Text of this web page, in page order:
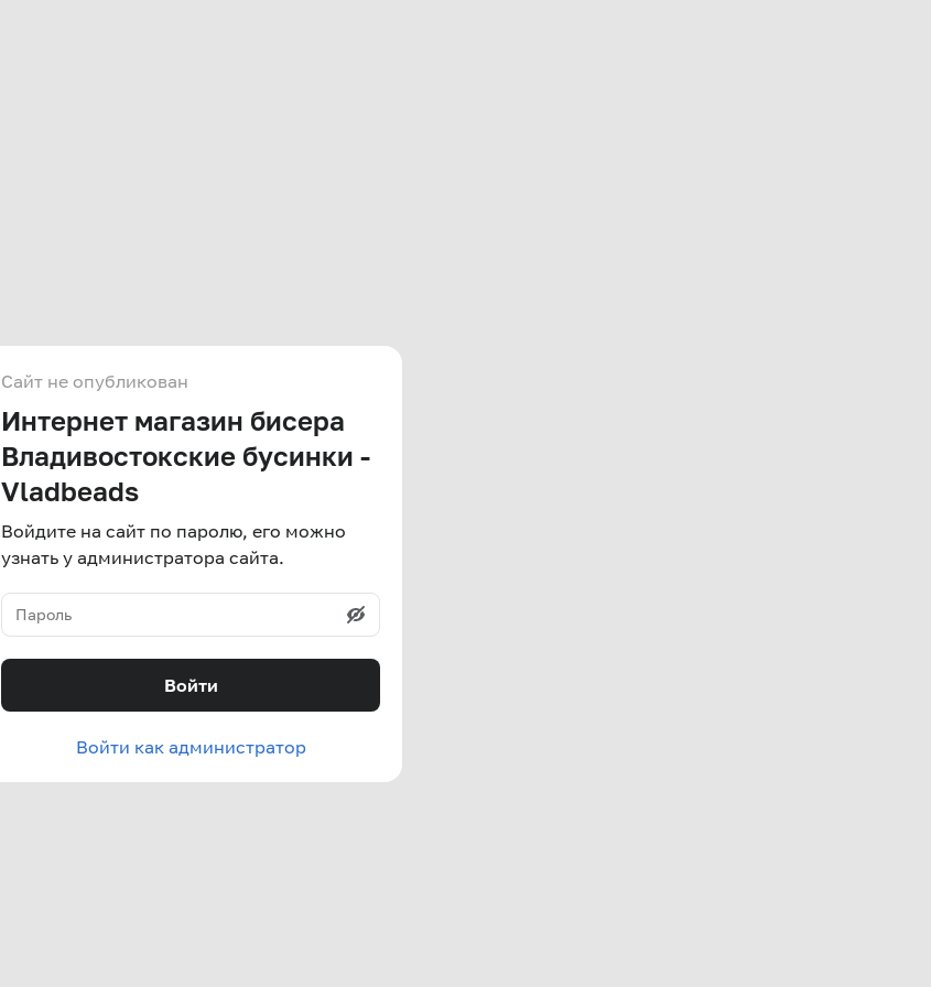
Сайт не опубликован
Интернет магазин бисера
Владивостокские бусинки -
Vladbeads
Войдите на сайт по паролю, его можно
узнать у администратора сайта.
Войти
Войти как администратор